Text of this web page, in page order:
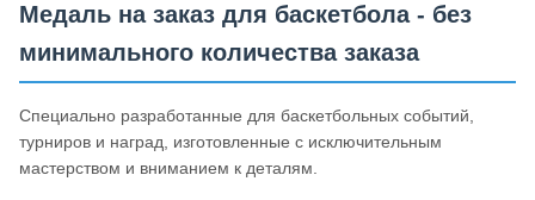
Медаль на заказ для баскетбола - без
минимального количества заказа
Специально разработанные для баскетбольных событий,
турниров и наград, изготовленные с исключительным
мастерством и вниманием к деталям.